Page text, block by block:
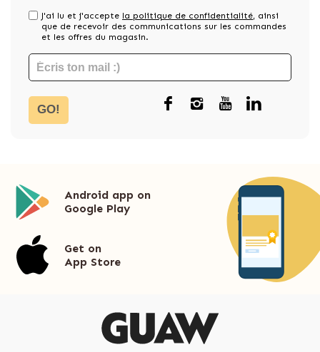
J'ai lu et j'accepte la politique de confidentialité, ainsi
que de recevoir des communications sur les commandes
et les offres du magasin.
GO!
Android app on
Google Play
Get on
App Store